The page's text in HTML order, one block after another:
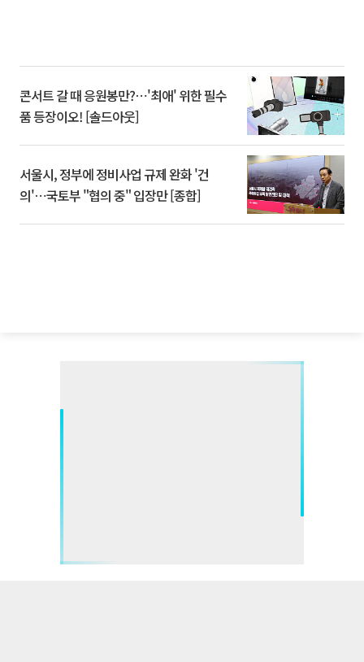
콘서트 갈 때 응원봉만?⋯'최애' 위한 필수
품 등장이오! [솔드아웃]
서울시, 정부에 정비사업 규제 완화 '건
의'⋯국토부 "협의 중" 입장만 [종합]